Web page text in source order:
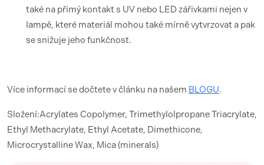
také na přímý kontakt s UV nebo LED zářivkami nejen v
lampě, které materiál mohou také mírně vytvrzovat a pak
se snižuje jeho funkčnost.
Více informací se dočtete v článku na našem BLOGU.
Složení:Acrylates Copolymer, Trimethylolpropane Triacrylate,
Ethyl Methacrylate, Ethyl Acetate, Dimethicone,
Microcrystalline Wax, Mica (minerals)